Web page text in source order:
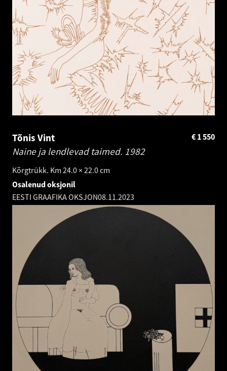
Tõnis Vint
Naine ja lendlevad taimed. 1982
Kõrgtrükk. Km 24.0 × 22.0 cm
1 550
€
Osalenud oksjonil
EESTI GRAAFIKA OKSJON08.11.2023